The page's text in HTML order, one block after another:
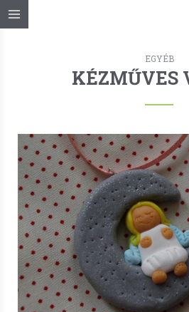
EGYÉB
KÉZMŰVES